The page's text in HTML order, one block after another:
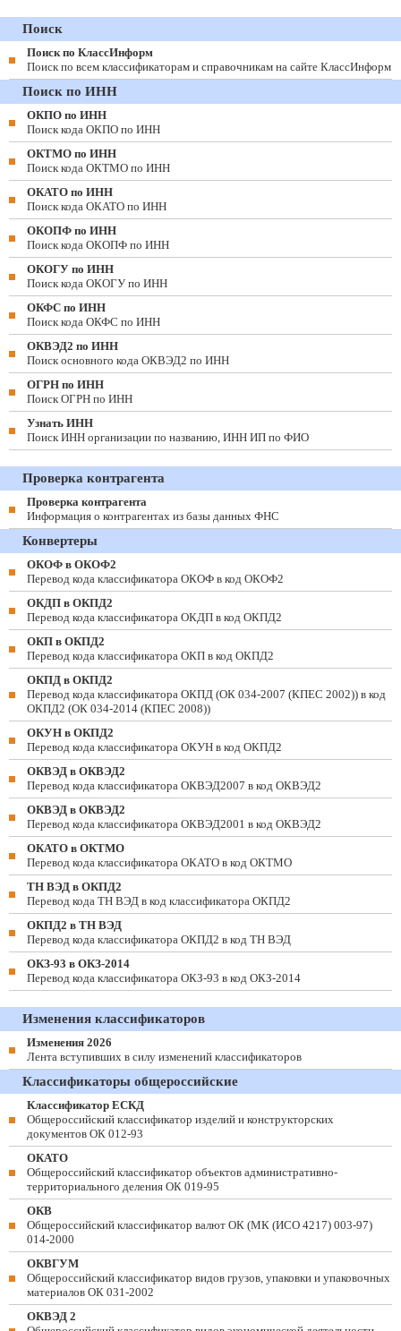
Поиск
Поиск по КлассИнформ
Поиск по всем классификаторам и справочникам на сайте КлассИнформ
Поиск по ИНН
ОКПО по ИНН
Поиск кода ОКПО по ИНН
ОКТМО по ИНН
Поиск кода ОКТМО по ИНН
ОКАТО по ИНН
Поиск кода ОКАТО по ИНН
ОКОПФ по ИНН
Поиск кода ОКОПФ по ИНН
ОКОГУ по ИНН
Поиск кода ОКОГУ по ИНН
ОКФС по ИНН
Поиск кода ОКФС по ИНН
ОКВЭД2 по ИНН
Поиск основного кода ОКВЭД2 по ИНН
ОГРН по ИНН
Поиск ОГРН по ИНН
Узнать ИНН
Поиск ИНН организации по названию, ИНН ИП по ФИО
Проверка контрагента
Проверка контрагента
Информация о контрагентах из базы данных ФНС
Конвертеры
ОКОФ в ОКОФ2
Перевод кода классификатора ОКОФ в код ОКОФ2
ОКДП в ОКПД2
Перевод кода классификатора ОКДП в код ОКПД2
ОКП в ОКПД2
Перевод кода классификатора ОКП в код ОКПД2
ОКПД в ОКПД2
Перевод кода классификатора ОКПД (ОК 034-2007 (КПЕС 2002)) в код
ОКПД2 (ОК 034-2014 (КПЕС 2008))
ОКУН в ОКПД2
Перевод кода классификатора ОКУН в код ОКПД2
ОКВЭД в ОКВЭД2
Перевод кода классификатора ОКВЭД2007 в код ОКВЭД2
ОКВЭД в ОКВЭД2
Перевод кода классификатора ОКВЭД2001 в код ОКВЭД2
ОКАТО в ОКТМО
Перевод кода классификатора ОКАТО в код ОКТМО
ТН ВЭД в ОКПД2
Перевод кода ТН ВЭД в код классификатора ОКПД2
ОКПД2 в ТН ВЭД
Перевод кода классификатора ОКПД2 в код ТН ВЭД
ОКЗ-93 в ОКЗ-2014
Перевод кода классификатора ОКЗ-93 в код ОКЗ-2014
Изменения классификаторов
Изменения 2026
Лента вступивших в силу изменений классификаторов
Классификаторы общероссийские
Классификатор ЕСКД
Общероссийский классификатор изделий и конструкторских
документов ОК 012-93
ОКАТО
Общероссийский классификатор объектов административно-
территориального деления ОК 019-95
ОКВ
Общероссийский классификатор валют ОК (МК (ИСО 4217) 003-97)
014-2000
ОКВГУМ
Общероссийский классификатор видов грузов, упаковки и упаковочных
материалов ОК 031-2002
ОКВЭД 2